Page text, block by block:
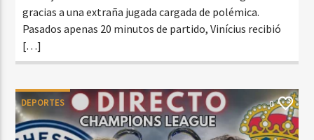
gracias a una extraña jugada cargada de polémica.
Pasados apenas 20 minutos de partido, Vinícius recibió
[…]
DEPORTES 0